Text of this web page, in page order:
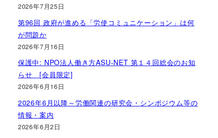
2026年7月25日
第96回 政府が進める「労使コミュニケーション」は何
が問題か
2026年7月16日
保護中: NPO法人働き方ASU-NET 第１４回総会のお知
らせ [会員限定]
2026年6月16日
2026年6月以降～労働関連の研究会・シンポジウム等の
情報・案内
2026年6月2日